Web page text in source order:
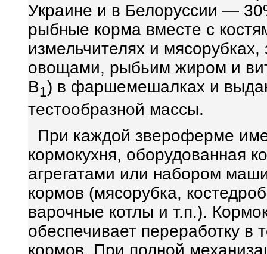
Украине и в Белоруссии —
рыбные корма вместе с
измельчителях и
овощами, рыбьим жиром и
B1) в фаршемешалках и
тестообразной массы.
При каждой звероферме
кормокухня, оборудованная
агрегатами или набором
кормов (мясорубка,
варочные котлы и т.п.).
обеспечивает переработку
кормов. При полной